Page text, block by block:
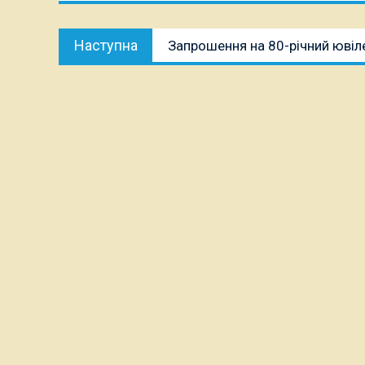
Наступна
публікація:
Запрошення на 80-річний